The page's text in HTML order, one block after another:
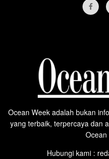
Ocean Week adalah bukan
yang terbaik, terpercaya dan
Ocean
Hubungi kami :